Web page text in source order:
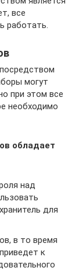
все
работать.
могут
при этом все
необходимо
обладает
над
для
в то время
к